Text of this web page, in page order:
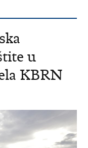
u
KBRN